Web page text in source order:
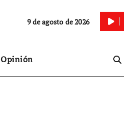
9 de agosto de 2026
Opinión